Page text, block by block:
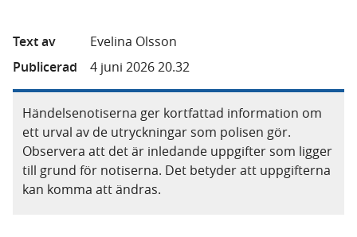
Text av
Evelina Olsson
Publicerad
4 juni 2026 20.32
Händelsenotiserna ger kortfattad information om
ett urval av de utryckningar som polisen gör.
Observera att det är inledande uppgifter som ligger
till grund för notiserna. Det betyder att uppgifterna
kan komma att ändras.